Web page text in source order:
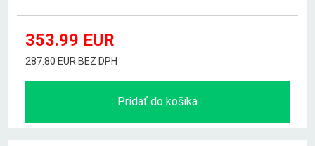
353.99 EUR
287.80 EUR BEZ DPH
Pridať do košíka